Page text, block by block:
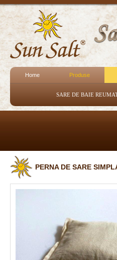
Home Produse
SARE DE BAIE
PERNA DE SARE